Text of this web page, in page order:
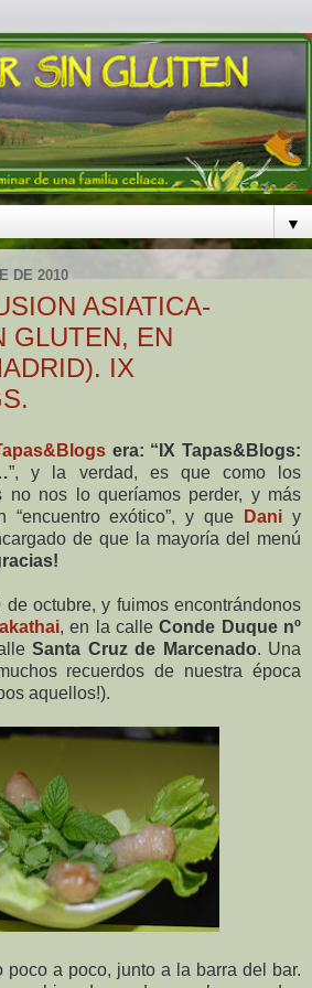
▼
DE 2010
ASIATICA-
GLUTEN, EN
IX
era: “IX Tapas&Blogs:
”, y la verdad, es que como los
no nos lo queríamos perder, y más
exótico”, y que
Dani y
de que la mayoría del menú
octubre, y fuimos encontrándonos
, en la calleConde Duque nº
Santa Cruz de Marcenado. Una
recuerdos de nuestra época
aquellos!).
poco a poco, junto a la barra del bar.